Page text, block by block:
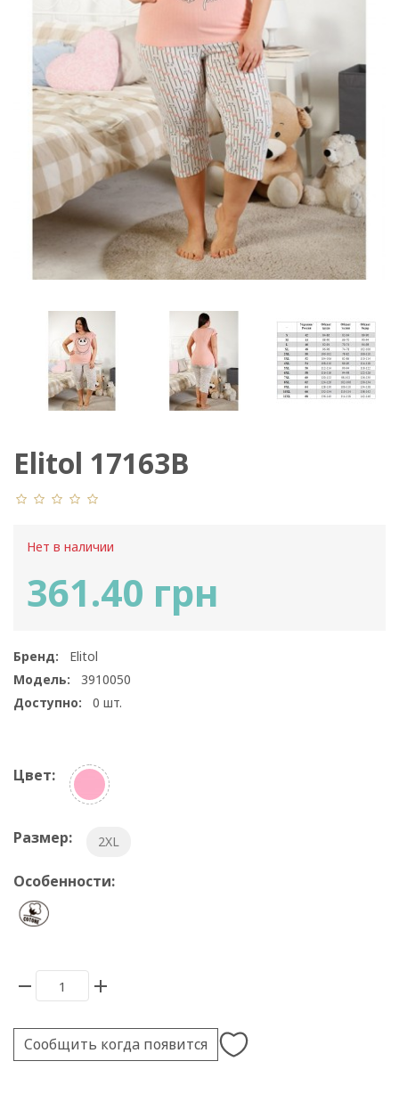
Elitol 17163B
Нет в наличии
361.40 грн
Бренд:
Elitol
Модель:
3910050
Доступно:
0 шт.
Цвет:
Размер: 2XL
Особенности:
Сообщить когда появится